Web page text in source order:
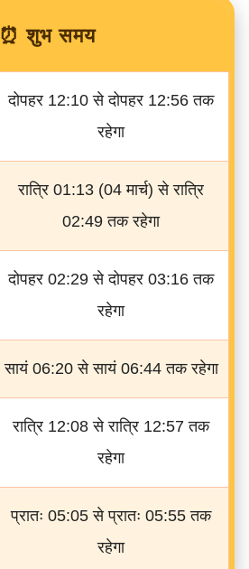
⏰ शुभ समय
दोपहर 12:10 से दोपहर 12:56 तक
रहेगा
रात्रि 01:13 (04 मार्च) से रात्रि
02:49 तक रहेगा
दोपहर 02:29 से दोपहर 03:16 तक
रहेगा
सायं 06:20 से सायं 06:44 तक रहेगा
रात्रि 12:08 से रात्रि 12:57 तक
रहेगा
प्रातः 05:05 से प्रातः 05:55 तक
रहेगा